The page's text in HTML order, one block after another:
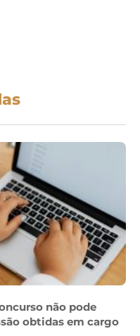
não pode
obtidas em cargo